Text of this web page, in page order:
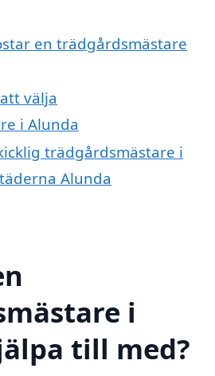
en trädgårdsmästare
välja
i Alunda
trädgårdsmästare i
Alunda
i
till med?